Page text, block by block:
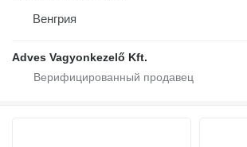
Венгрия
Adves Vagyonkezelő Kft.